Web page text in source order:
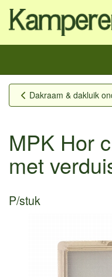
Dakraam & dakluik
MPK Hor
met
P/stuk